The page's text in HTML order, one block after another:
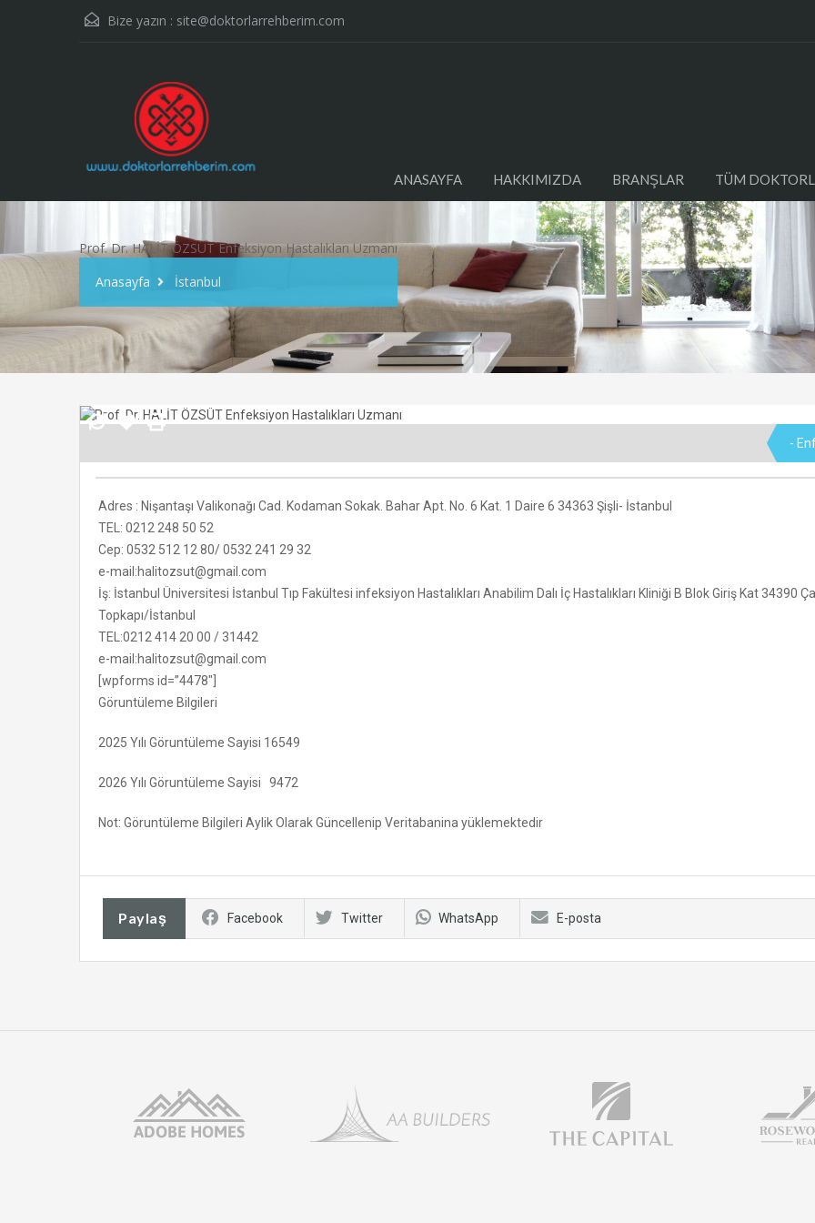
Bize yazın : site@doktorlarrehberim.com
ANASAYFA HAKKIMIZDA BRANŞLAR TÜM
Prof. Dr. HALİT ÖZSÜT Enfeksiyon Hastalıkları Uzmanı
Anasayfa
İstanbul
-
Adres : Nişantaşı Valikonağı Cad. Kodaman Sokak. Bahar Apt. No. 6 Kat. 1 Daire 6 34363 Şişli- İstanbul
TEL: 0212 248 50 52
Cep: 0532 512 12 80/ 0532 241 29 32
e-mail:halitozsut@gmail.com
İş: İstanbul Üniversitesi İstanbul Tıp Fakültesi infeksiyon Hastalıkları Anabilim Dalı İç Hastalıkları Kliniği B Blok Giriş Kat 34390
Topkapı/İstanbul
TEL:0212 414 20 00 / 31442
e-mail:halitozsut@gmail.com
[wpforms id=”4478″]
Göruntüleme Bilgileri
2025 Yılı Göruntüleme Sayisi 16549
2026 Yılı Göruntüleme Sayisi 9472
Not: Göruntüleme Bilgileri Aylik Olarak Güncellenip Veritabanina yüklemektedir
Paylaş Facebook Twitter WhatsApp E-posta